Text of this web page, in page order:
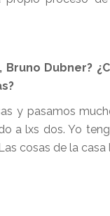
Dubner?
y pasamos
a lxs dos. Yo
cosas de la